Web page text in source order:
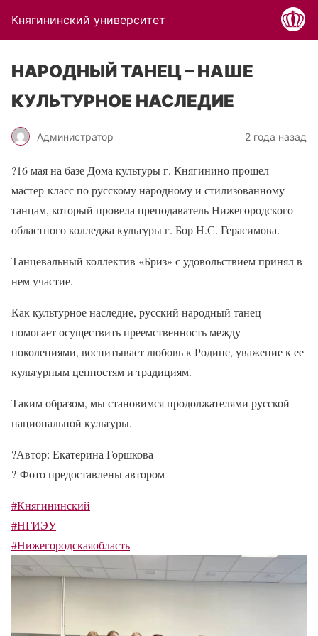
Княгининский университет
НАРОДНЫЙ ТАНЕЦ – НАШЕ
КУЛЬТУРНОЕ НАСЛЕДИЕ
Администратор 2 года назад
?16 мая на базе Дома культуры г. Княгинино прошел
мастер-класс по русскому народному и стилизованному
танцам, который провела преподаватель Нижегородского
областного колледжа культуры г. Бор Н.С. Герасимова.
Танцевальный коллектив «Бриз» с удовольствием принял в
нем участие.
Как культурное наследие, русский народный танец
помогает осуществить преемственность между
поколениями, воспитывает любовь к Родине, уважение к ее
культурным ценностям и традициям.
Таким образом, мы становимся продолжателями русской
национальной культуры.
?Автор: Екатерина Горшкова
? Фото предоставлены автором
#Княгининский
#НГИЭУ
#Нижегородскаяобласть